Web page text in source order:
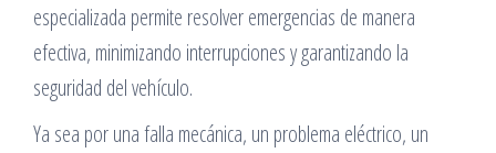
especializada permite resolver emergencias de manera
efectiva, minimizando interrupciones y garantizando la
seguridad del vehículo.
Ya sea por una falla mecánica, un problema eléctrico, un